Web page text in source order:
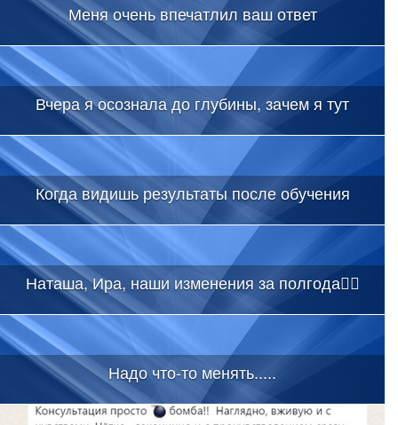
Меня очень впечатлил ваш ответ
Вчера я осознала до глубины, зачем я тут
Когда видишь результаты после обучения
Наташа, Ира, наши изменения за полгода👇🏻
Надо что-то менять.....